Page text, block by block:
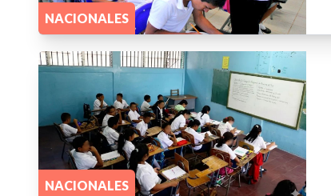
NACIONALES
NACIONALES